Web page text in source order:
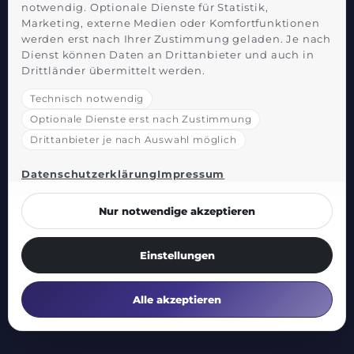
notwendig. Optionale Dienste für Statistik,
Marketing, externe Medien oder Komfortfunktionen
werden erst nach Ihrer Zustimmung geladen. Je nach
Dienst können Daten an Drittanbieter und auch in
Drittländer übermittelt werden.
Technisch notwendig
Optionale Dienste erst nach Zustimmung
Drittanbieter je nach Auswahl möglich
DatenschutzerklärungImpressum
Nur notwendige akzeptieren
Einstellungen
Alle akzeptieren